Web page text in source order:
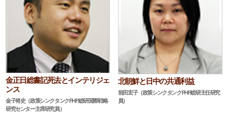
金正日総書記死去とインテリジェ
ンス
金子将史（政策シンクタンクPHP総研国際戦略
研究センター主席研究員）
北朝鮮と日中の共通利益
前田宏子（政策シンクタンクPHP総研主任研究
員）